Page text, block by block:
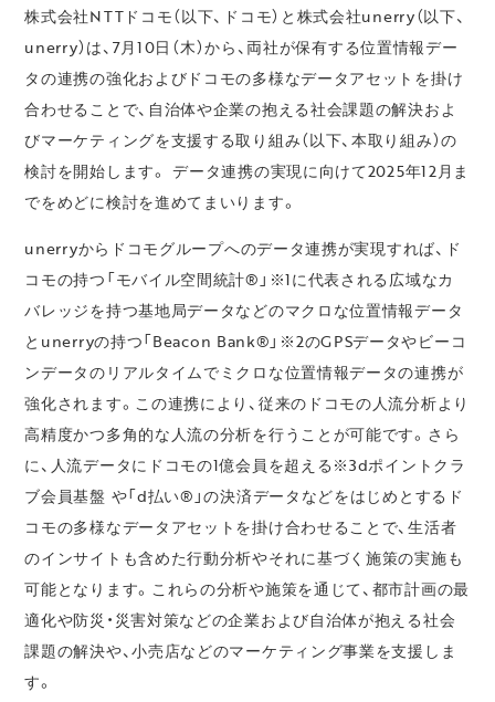
株式会社NTTドコモ（以下、ドコモ）と株式会社unerry（以下、
unerry）は、7月10日（木）から、両社が保有する位置情報デー
タの連携の強化およびドコモの多様なデータアセットを掛け
合わせることで、自治体や企業の抱える社会課題の解決およ
びマーケティングを支援する取り組み（以下、本取り組み）の
検討を開始します。 データ連携の実現に向けて2025年12月ま
でをめどに検討を進めてまいります。
unerryからドコモグループへのデータ連携が実現すれば、ド
コモの持つ「モバイル空間統計®」※1に代表される広域なカ
バレッジを持つ基地局データなどのマクロな位置情報データ
とunerryの持つ「Beacon Bank®」※2のGPSデータやビーコ
ンデータのリアルタイムでミクロな位置情報データの連携が
強化されます。この連携により、従来のドコモの人流分析より
高精度かつ多角的な人流の分析を行うことが可能です。さら
に、人流データにドコモの1億会員を超える※3dポイントクラ
ブ会員基盤 や「d払い®」の決済データなどをはじめとするド
コモの多様なデータアセットを掛け合わせることで、生活者
のインサイトも含めた行動分析やそれに基づく施策の実施も
可能となります。これらの分析や施策を通じて、都市計画の最
適化や防災・災害対策などの企業および自治体が抱える社会
課題の解決や、小売店などのマーケティング事業を支援しま
す。